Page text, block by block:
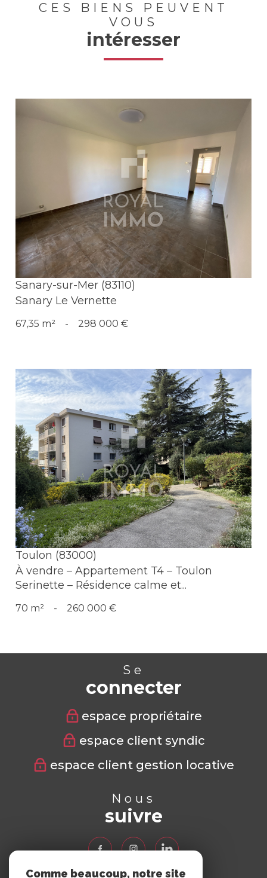
CES BIENS PEUVENT
VOUS
intéresser
Voir le bien
Sanary-sur-Mer (83110)
Sanary Le Vernette
67,35 m² - 298 000 €
Voir le bien
Toulon (83000)
À vendre – Appartement T4 – Toulon
Serinette – Résidence calme et...
70 m² - 260 000 €
Se
connecter
espace propriétaire
espace client syndic
espace client gestion locative
Nous
suivre
Comme beaucoup, notre site